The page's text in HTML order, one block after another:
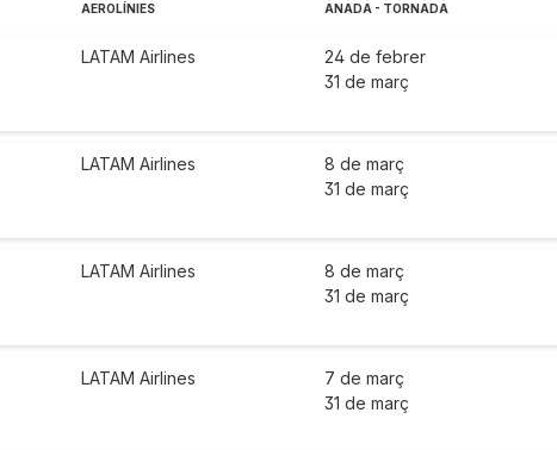
AEROLÍNIES ANADA - TORNADA
LATAM Airlines
24 de febrer
31 de març
LATAM Airlines
8 de març
31 de març
LATAM Airlines
8 de març
31 de març
LATAM Airlines
7 de març
31 de març